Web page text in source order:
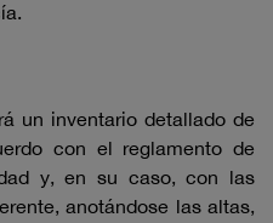
un inventario detallado de
con el reglamento de
y, en su caso, con las
anotándose las altas,